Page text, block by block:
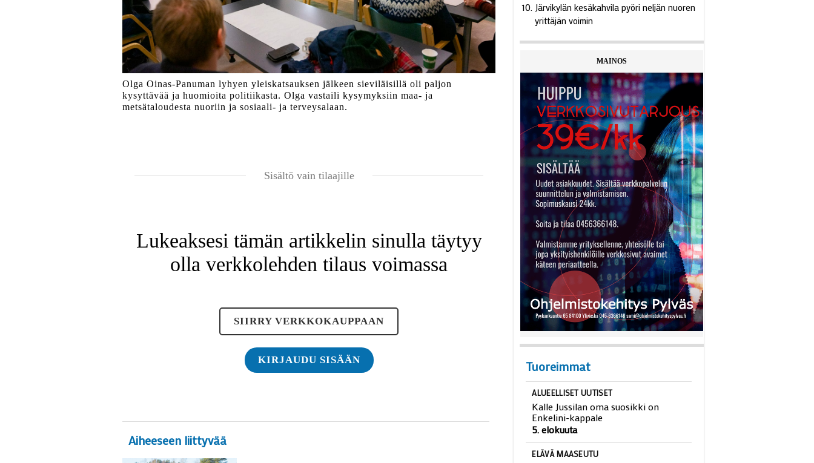
Olga Oinas-Panuman lyhyen yleiskatsauksen jälkeen sieviläisillä oli paljon
kysyttävää ja huomioita politiikasta. Olga vastaili kysymyksiin maa- ja
metsätaloudesta nuoriin ja sosiaali- ja terveysalaan.
Sisältö vain tilaajille
Lukeaksesi tämän artikkelin sinulla täytyy
olla verkkolehden tilaus voimassa
SIIRRY VERKKOKAUPPAAN
KIRJAUDU SISÄÄN
Aiheeseen liittyvää
Järvikylän kesäkahvila pyöri neljän nuoren
yrittäjän voimin
MAINOS
Tuoreimmat
ALUEELLISET UUTISET
Kalle Jussilan oma suosikki on
Enkelini-kappale
5. elokuuta